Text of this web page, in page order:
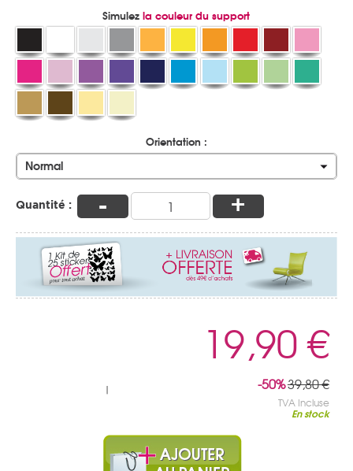
Simulezla couleur du support
Orientation :
Normal
Quantité : - +
19,90 €
-50%39,80 €
TVA Incluse
En stock
|